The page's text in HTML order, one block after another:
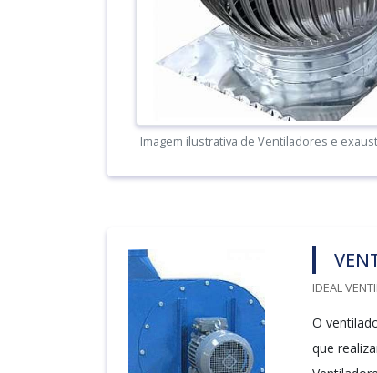
Imagem ilustrativa de Ventiladores e
IDEAL
O
que